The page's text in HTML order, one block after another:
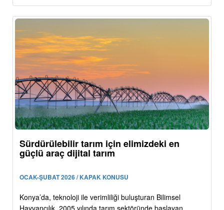
Sürdürülebilir tarım için elimizdeki en
güçlü araç dijital tarım
OCAK-ŞUBAT 2026 / KAPAK KONUSU
Konya’da, teknoloji ile verimliliği buluşturan Bilimsel
Hayvancılık, 2005 yılında tarım sektöründe başlayan